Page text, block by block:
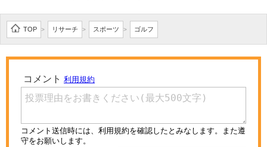
TOP > リサーチ > スポーツ > ゴルフ